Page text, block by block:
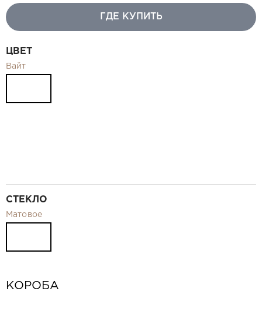
Проекты
ГДЕ КУПИТЬ
ЦВЕТ
Вайт
СТЕКЛО
Матовое
КОРОБА